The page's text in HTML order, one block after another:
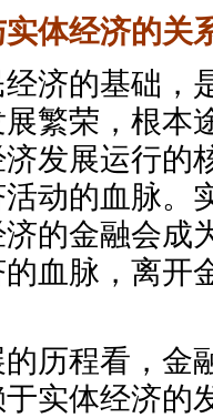
体经济的关
的基础，
繁荣，根本
发展运行的
动的血脉。
的金融会成
血脉，离开
程看，金
实体经济的